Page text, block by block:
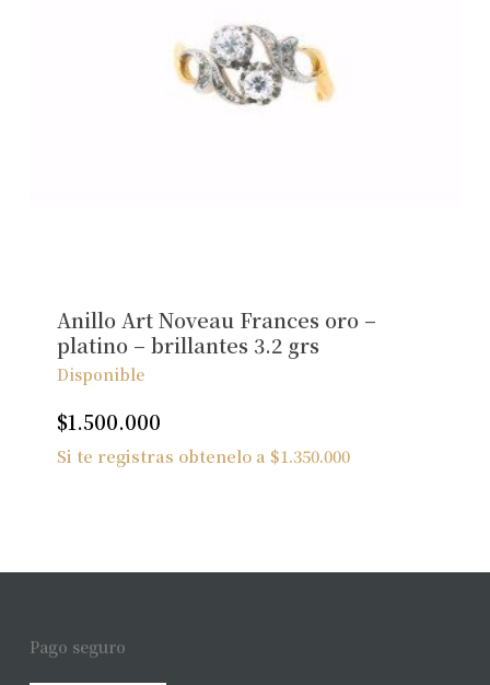
Anillo Art Noveau Frances oro –
platino – brillantes 3.2 grs
Disponible
$1.500.000
Si te registras obtenelo a $1.350.000
Pago seguro